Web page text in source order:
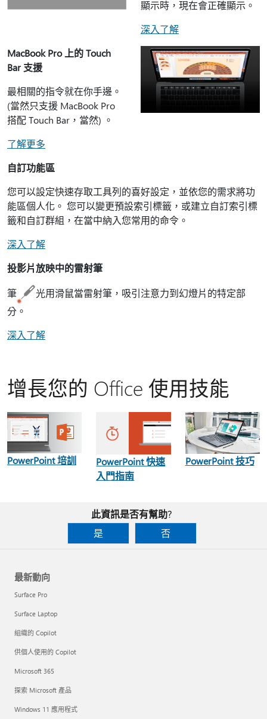
顯示時，現在會正確顯示。
深入了解
MacBook Pro 上的 Touch
Bar 支援
最相關的指令就在你手邊。
(當然只支援 MacBook Pro
搭配 Touch Bar，當然) 。
了解更多
自訂功能區
您可以設定快速存取工具列的喜好設定，並依您的需求將功
能區個人化。 您可以變更預設索引標籤，或建立自訂索引標
籤和自訂群組，在當中納入您常用的命令。
深入了解
投影片放映中的雷射筆
筆
光用滑鼠當雷射筆，吸引注意力到幻燈片的特定部
分。
深入了解
增長您的 Office 使用技能
PowerPoint 培訓
PowerPoint 快速
入門指南
PowerPoint 技巧
此資訊是否有幫助?
是
否
最新動向
Surface Pro
Surface Laptop
組織的 Copilot
供個人使用的 Copilot
Microsoft 365
探索 Microsoft 產品
Windows 11 應用程式